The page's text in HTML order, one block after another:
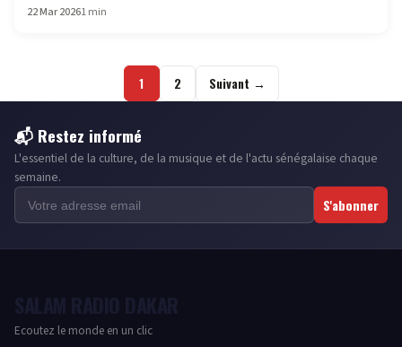
22 Mar 20261 min
Pagination
des
publications
1 2 Suivant →
📬 Restez informé
L'essentiel de la culture, de la musique et de l'actu sénégalaise chaque
semaine.
S'abonner
Ecoutez le monde en un clic